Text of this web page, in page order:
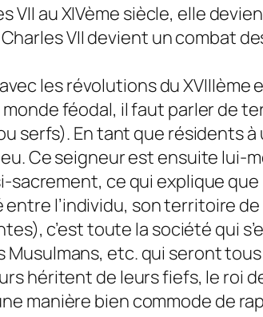
au XIVème siècle, elle
VII devient un combat
les révolutions du XVIIIème
monde féodal, il faut parler de
serfs). En tant que résidents
Ce seigneur est ensuite lui-
sacrement, ce qui explique
l’individu, son territoire
c’est toute la société qui
etc. qui seront
héritent de leurs fiefs, le roi
manière bien commode de